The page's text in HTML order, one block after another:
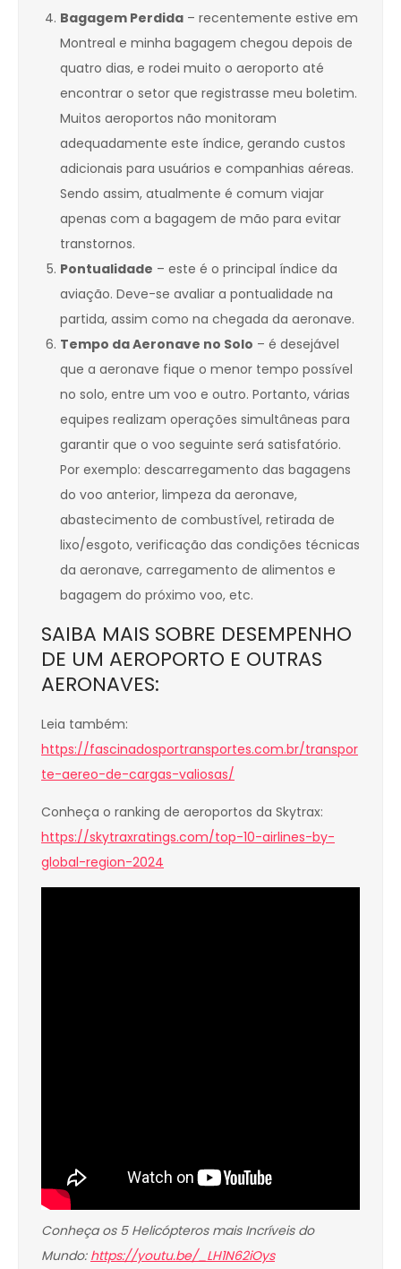
Bagagem Perdida – recentemente estive em
Montreal e minha bagagem chegou depois de
quatro dias, e rodei muito o aeroporto até
encontrar o setor que registrasse meu boletim.
Muitos aeroportos não monitoram
adequadamente este índice, gerando custos
adicionais para usuários e companhias aéreas.
Sendo assim, atualmente é comum viajar
apenas com a bagagem de mão para evitar
transtornos.
Pontualidade – este é o principal índice da
aviação. Deve-se avaliar a pontualidade na
partida, assim como na chegada da aeronave.
Tempo da Aeronave no Solo – é desejável
que a aeronave fique o menor tempo possível
no solo, entre um voo e outro. Portanto, várias
equipes realizam operações simultâneas para
garantir que o voo seguinte será satisfatório.
Por exemplo: descarregamento das bagagens
do voo anterior, limpeza da aeronave,
abastecimento de combustível, retirada de
lixo/esgoto, verificação das condições técnicas
da aeronave, carregamento de alimentos e
bagagem do próximo voo, etc.
SAIBA MAIS SOBRE DESEMPENHO
DE UM AEROPORTO E OUTRAS
AERONAVES:
Leia também:
https://fascinadosportransportes.com.br/transpor
te-aereo-de-cargas-valiosas/
Conheça o ranking de aeroportos da Skytrax:
https://skytraxratings.com/top-10-airlines-by-
global-region-2024
Conheça os 5 Helicópteros mais Incríveis do
Mundo: https://youtu.be/_LH1N62iOys